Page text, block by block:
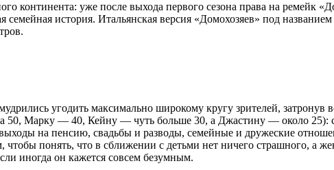
континента: уже после выхода первого сезона права на
история. Итальянская версия «Домохозяев» под
угодить максимально широкому кругу зрителей,
за 50, Марку — 40, Кейну — чуть больше 30, а Джастину — около
на пенсию, свадьбы и разводы, семейные и дружеские
понять, что в сближении с детьми нет ничего страшного, а
иногда он кажется совсем безумным.